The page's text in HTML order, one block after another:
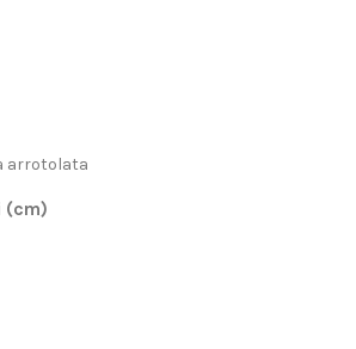
arrotolata
(cm)